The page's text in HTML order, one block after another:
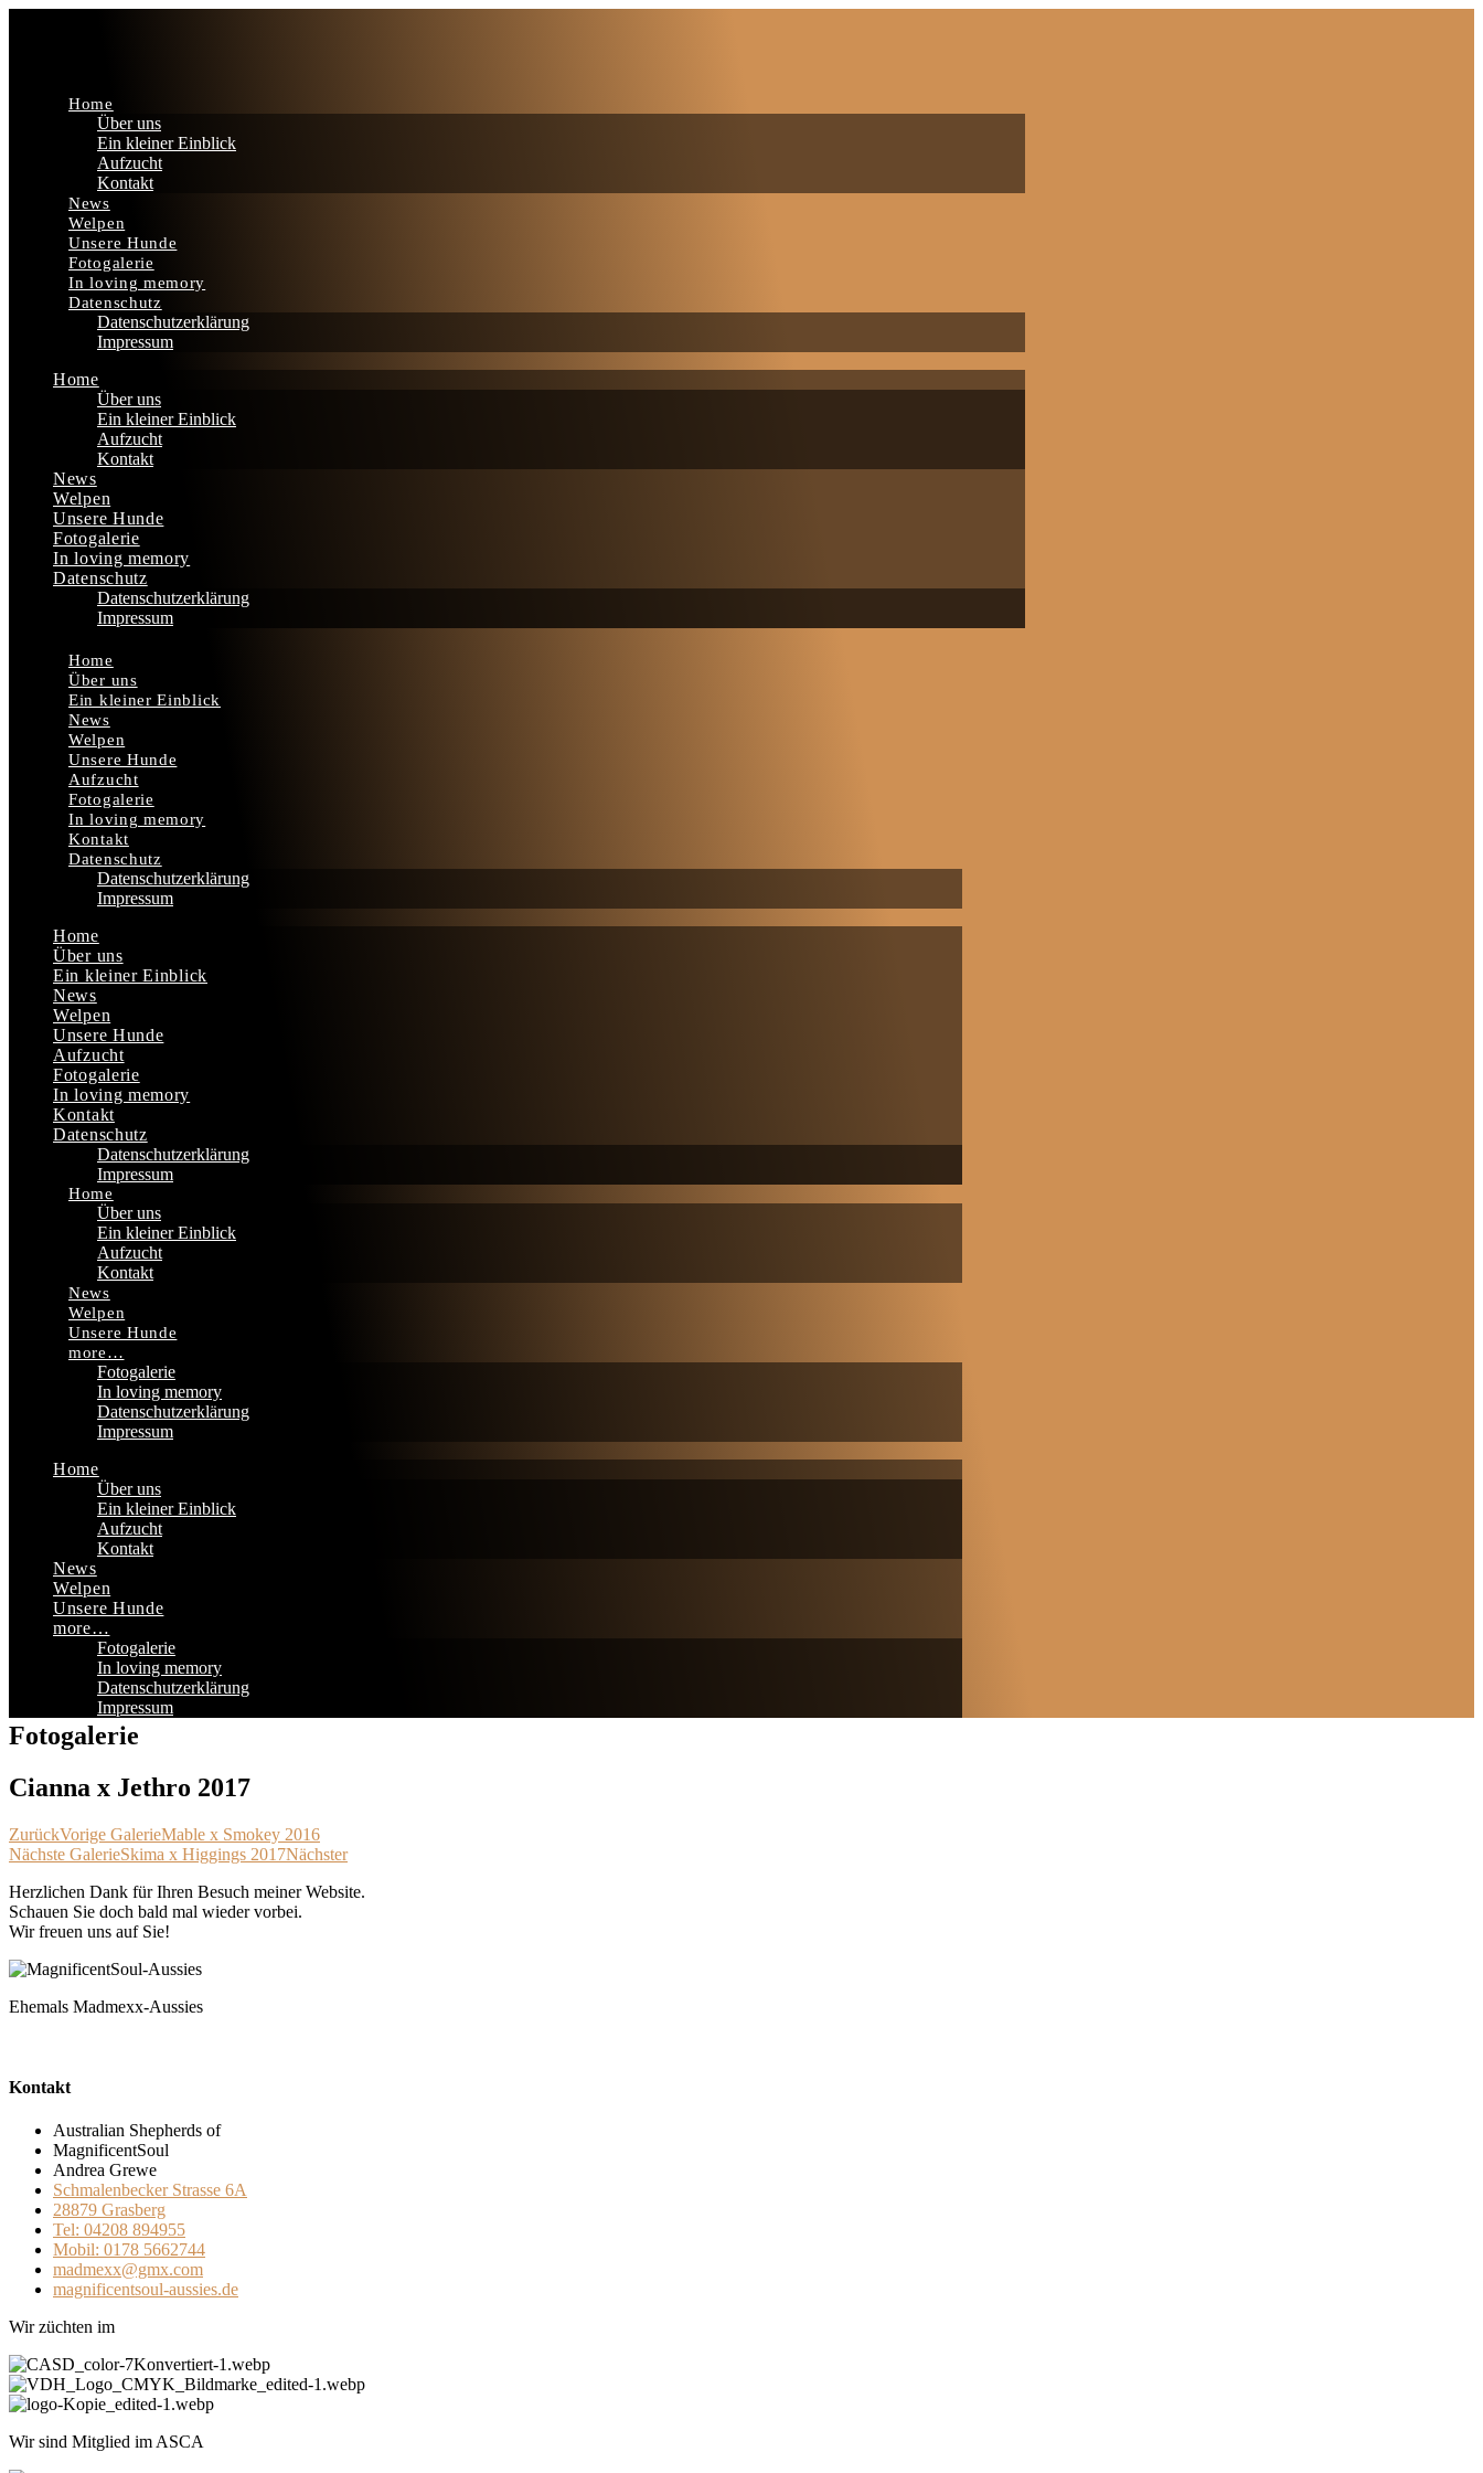
Home
Über uns
Ein kleiner Einblick
Aufzucht
Kontakt
News
Welpen
Unsere Hunde
Fotogalerie
In loving memory
Datenschutz
Datenschutzerklärung
Impressum
Home
Über uns
Ein kleiner Einblick
Aufzucht
Kontakt
News
Welpen
Unsere Hunde
Fotogalerie
In loving memory
Datenschutz
Datenschutzerklärung
Impressum
Home
Über uns
Ein kleiner Einblick
News
Welpen
Unsere Hunde
Aufzucht
Fotogalerie
In loving memory
Kontakt
Datenschutz
Datenschutzerklärung
Impressum
Home
Über uns
Ein kleiner Einblick
News
Welpen
Unsere Hunde
Aufzucht
Fotogalerie
In loving memory
Kontakt
Datenschutz
Datenschutzerklärung
Impressum
Home
Über uns
Ein kleiner Einblick
Aufzucht
Kontakt
News
Welpen
Unsere Hunde
more…
Fotogalerie
In loving memory
Datenschutzerklärung
Impressum
Home
Über uns
Ein kleiner Einblick
Aufzucht
Kontakt
News
Welpen
Unsere Hunde
more…
Fotogalerie
In loving memory
Datenschutzerklärung
Impressum
Fotogalerie
Cianna x Jethro 2017
ZurückVorige GalerieMable x Smokey 2016
Nächste GalerieSkima x Higgings 2017Nächster
Herzlichen Dank für Ihren Besuch meiner Website.
Schauen Sie doch bald mal wieder vorbei.
Wir freuen uns auf Sie!
Ehemals Madmexx-Aussies
Kontakt
Australian Shepherds of
MagnificentSoul
Andrea Grewe
Schmalenbecker Strasse 6A
28879 Grasberg
Tel: 04208 894955
Mobil: 0178 5662744
madmexx@gmx.com
magnificentsoul-aussies.de
Wir züchten im
Wir sind Mitglied im ASCA